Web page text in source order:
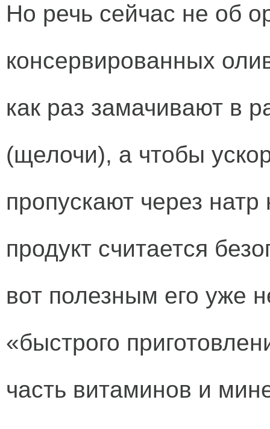
Но речь сейчас не об
консервированных
как раз замачивают в
(щелочи), а чтобы
пропускают через
продукт считается
вот полезным его уже
«быстрого
часть витаминов и